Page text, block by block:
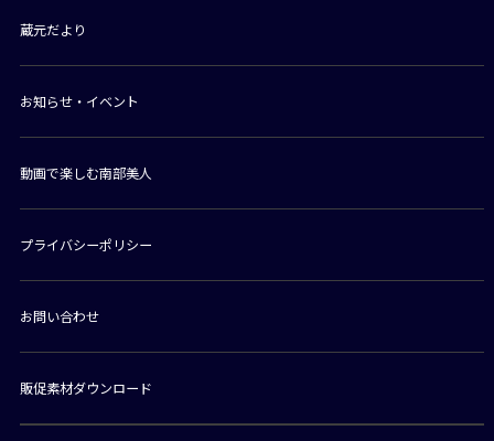
蔵元だより
お知らせ・イベント
動画で楽しむ南部美人
プライバシーポリシー
お問い合わせ
販促素材ダウンロード